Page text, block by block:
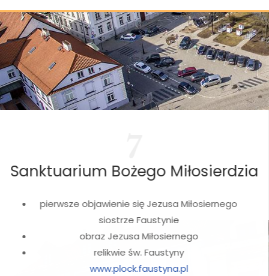
Sanktuarium Bożego Miłosierdzia
pierwsze objawienie się Jezusa Miłosiernego
siostrze Faustynie
obraz Jezusa Miłosiernego
relikwie św. Faustyny
www.plock.faustyna.pl